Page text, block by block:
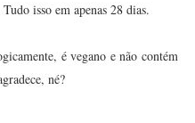
isso em apenas 28 dias.
é vegano e não contém
né?